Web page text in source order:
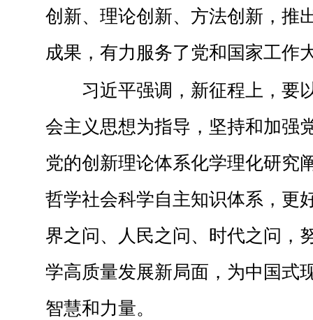
创新、理论创新、方法创新，推
成果，有力服务了党和国家工作
习近平强调，新征程上，要
会主义思想为指导，坚持和加强
党的创新理论体系化学理化研究
哲学社会科学自主知识体系，更
界之问、人民之问、时代之问，
学高质量发展新局面，为中国式
智慧和力量。